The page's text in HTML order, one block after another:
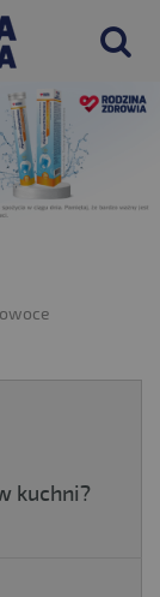
kuchni?